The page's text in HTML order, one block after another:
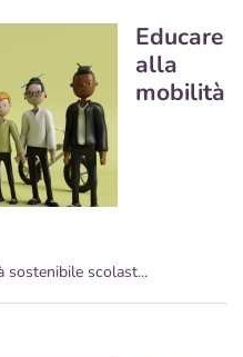
Educare
alla
mobilità
sostenibile scolast...